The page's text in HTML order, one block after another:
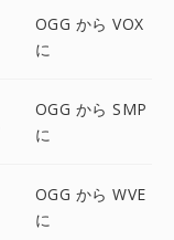
OGG から VOX
に
OGG から SMP
に
OGG から WVE
に